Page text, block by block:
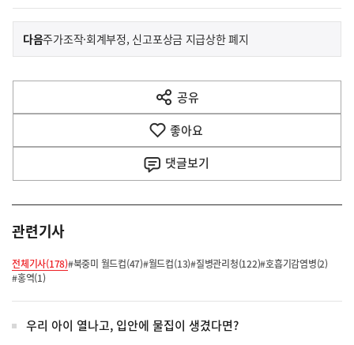
이
전
다
음
다음기
사
주가조작·회계부정, 신고포상금 지급상한 폐지
공유
열
기
좋아요
댓글보기
관련기사
전체기사(178)#북중미 월드컵(47)#월드컵(13)#질병관리청(122)#호흡기감염병(2)
#홍역(1)
우리 아이 열나고, 입안에 물집이 생겼다면?